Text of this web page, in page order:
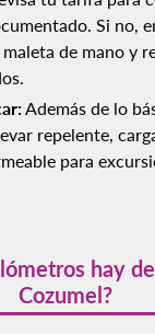
Si no,
de mano y
Además de lo
repelente,
para
hay
Cozumel?